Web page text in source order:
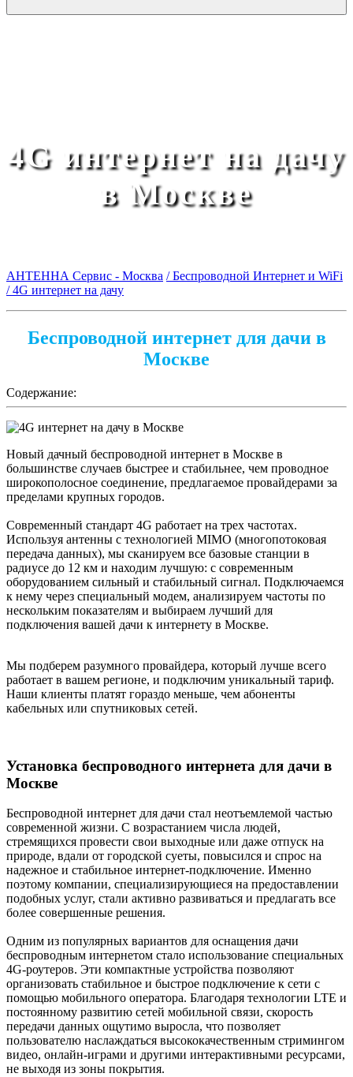
4G интернет на дачу
в Москве
АНТЕННА Сервис - Москва / Беспроводной Интернет и WiFi
/ 4G интернет на дачу
Беспроводной интернет для дачи в
Москве
Содержание:
Новый дачный беспроводной интернет в Москве в
большинстве случаев быстрее и стабильнее, чем проводное
широкополосное соединение, предлагаемое провайдерами за
пределами крупных городов.
Современный стандарт 4G работает на трех частотах.
Используя антенны с технологией MIMO (многопотоковая
передача данных), мы сканируем все базовые станции в
радиусе до 12 км и находим лучшую: с современным
оборудованием сильный и стабильный сигнал. Подключаемся
к нему через специальный модем, анализируем частоты по
нескольким показателям и выбираем лучший для
подключения вашей дачи к интернету в Москве.
Мы подберем разумного провайдера, который лучше всего
работает в вашем регионе, и подключим уникальный тариф.
Наши клиенты платят гораздо меньше, чем абоненты
кабельных или спутниковых сетей.
Установка беспроводного интернета для дачи в
Москве
Беспроводной интернет для дачи стал неотъемлемой частью
современной жизни. С возрастанием числа людей,
стремящихся провести свои выходные или даже отпуск на
природе, вдали от городской суеты, повысился и спрос на
надежное и стабильное интернет-подключение. Именно
поэтому компании, специализирующиеся на предоставлении
подобных услуг, стали активно развиваться и предлагать все
более совершенные решения.
Одним из популярных вариантов для оснащения дачи
беспроводным интернетом стало использование специальных
4G-роутеров. Эти компактные устройства позволяют
организовать стабильное и быстрое подключение к сети с
помощью мобильного оператора. Благодаря технологии LTE и
постоянному развитию сетей мобильной связи, скорость
передачи данных ощутимо выросла, что позволяет
пользователю наслаждаться высококачественным стримингом
видео, онлайн-играми и другими интерактивными ресурсами,
не выходя из зоны покрытия.